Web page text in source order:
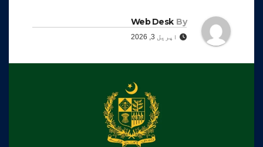
By
Web Desk
اپریل 3, 2026